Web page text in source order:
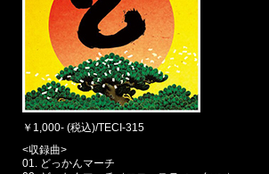
￥1,000- (税込)/TECI-315
<収録曲>
01. どっかんマーチ